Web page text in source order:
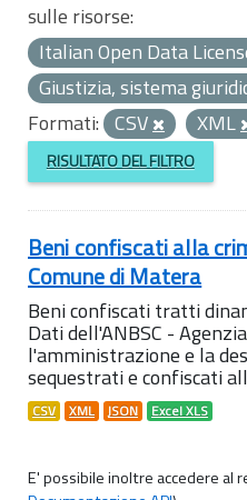
sulle risorse:
Italian Open Data
Giustizia, sistema
Formati: CSV XML
RISULTATO DEL FILTRO
Beni confiscati alla
Comune di Matera
Beni confiscati tratti
Dati dell'ANBSC -
l'amministrazione e la
sequestrati e confiscati
CSV XML JSON Excel XLS
E' possibile inoltre accedere al